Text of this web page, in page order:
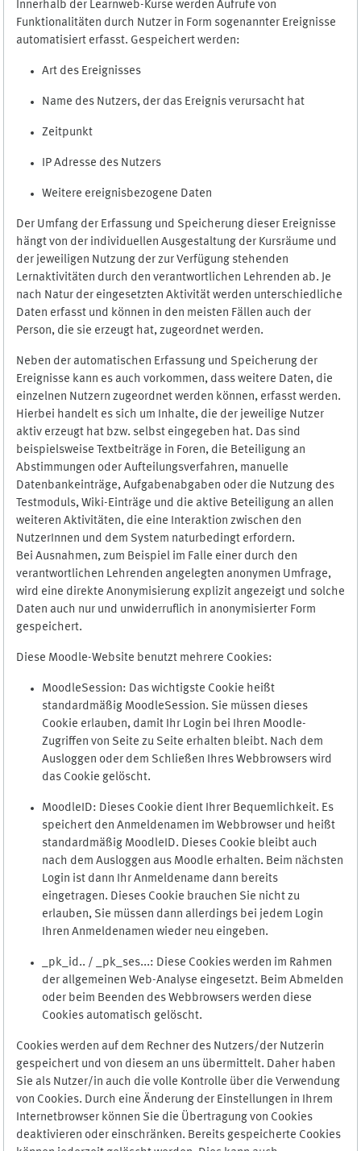
Innerhalb der Learnweb-Kurse werden Aufrufe von
Funktionalitäten durch Nutzer in Form sogenannter Ereignisse
automatisiert erfasst. Gespeichert werden:
Art des Ereignisses
Name des Nutzers, der das Ereignis verursacht hat
Zeitpunkt
IP Adresse des Nutzers
Weitere ereignisbezogene Daten
Der Umfang der Erfassung und Speicherung dieser Ereignisse
hängt von der individuellen Ausgestaltung der Kursräume und
der jeweiligen Nutzung der zur Verfügung stehenden
Lernaktivitäten durch den verantwortlichen Lehrenden ab. Je
nach Natur der eingesetzten Aktivität werden unterschiedliche
Daten erfasst und können in den meisten Fällen auch der
Person, die sie erzeugt hat, zugeordnet werden.
Neben der automatischen Erfassung und Speicherung der
Ereignisse kann es auch vorkommen, dass weitere Daten, die
einzelnen Nutzern zugeordnet werden können, erfasst werden.
Hierbei handelt es sich um Inhalte, die der jeweilige Nutzer
aktiv erzeugt hat bzw. selbst eingegeben hat. Das sind
beispielsweise Textbeiträge in Foren, die Beteiligung an
Abstimmungen oder Aufteilungsverfahren, manuelle
Datenbankeinträge, Aufgabenabgaben oder die Nutzung des
Testmoduls, Wiki-Einträge und die aktive Beteiligung an allen
weiteren Aktivitäten, die eine Interaktion zwischen den
NutzerInnen und dem System naturbedingt erfordern.
Bei Ausnahmen, zum Beispiel im Falle einer durch den
verantwortlichen Lehrenden angelegten anonymen Umfrage,
wird eine direkte Anonymisierung explizit angezeigt und solche
Daten auch nur und unwiderruflich in anonymisierter Form
gespeichert.
Diese Moodle-Website benutzt mehrere Cookies:
MoodleSession: Das wichtigste Cookie heißt
standardmäßig MoodleSession. Sie müssen dieses
Cookie erlauben, damit Ihr Login bei Ihren Moodle-
Zugriffen von Seite zu Seite erhalten bleibt. Nach dem
Ausloggen oder dem Schließen Ihres Webbrowsers wird
das Cookie gelöscht.
MoodleID: Dieses Cookie dient Ihrer Bequemlichkeit. Es
speichert den Anmeldenamen im Webbrowser und heißt
standardmäßig MoodleID. Dieses Cookie bleibt auch
nach dem Ausloggen aus Moodle erhalten. Beim nächsten
Login ist dann Ihr Anmeldename dann bereits
eingetragen. Dieses Cookie brauchen Sie nicht zu
erlauben, Sie müssen dann allerdings bei jedem Login
Ihren Anmeldenamen wieder neu eingeben.
_pk_id.. / _pk_ses...: Diese Cookies werden im Rahmen
der allgemeinen Web-Analyse eingesetzt. Beim Abmelden
oder beim Beenden des Webbrowsers werden diese
Cookies automatisch gelöscht.
Cookies werden auf dem Rechner des Nutzers/der Nutzerin
gespeichert und von diesem an uns übermittelt. Daher haben
Sie als Nutzer/in auch die volle Kontrolle über die Verwendung
von Cookies. Durch eine Änderung der Einstellungen in Ihrem
Internetbrowser können Sie die Übertragung von Cookies
deaktivieren oder einschränken. Bereits gespeicherte Cookies